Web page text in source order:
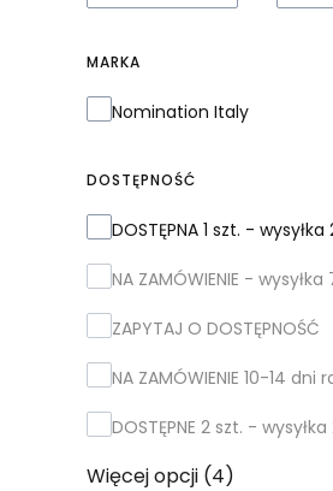
MARKA
Marka
Nomination Italy
DOSTĘPNOŚĆ
Dostępność
DOSTĘPNA 1 szt. - wysyłka
NA ZAMÓWIENIE - wysyłka
ZAPYTAJ O DOSTĘPNOŚĆ
NA ZAMÓWIENIE 10-14 dni
DOSTĘPNE 2 szt. -
Więcej opcji (4)